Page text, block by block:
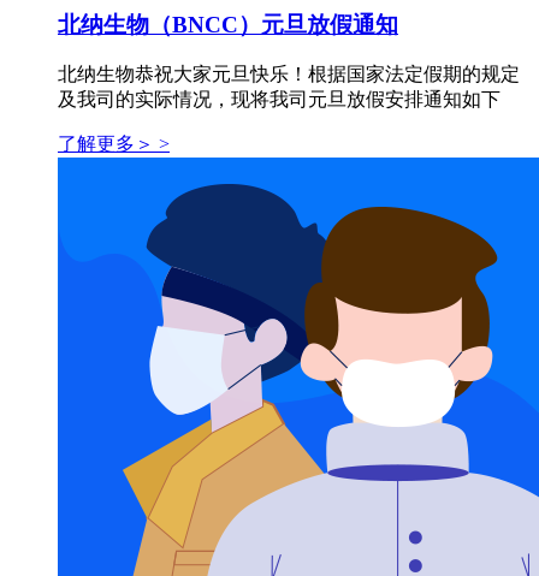
北纳生物（BNCC）元旦放假通知
北纳生物恭祝大家元旦快乐！根据国家法定假期的规定
及我司的实际情况，现将我司元旦放假安排通知如下
了解更多＞ >